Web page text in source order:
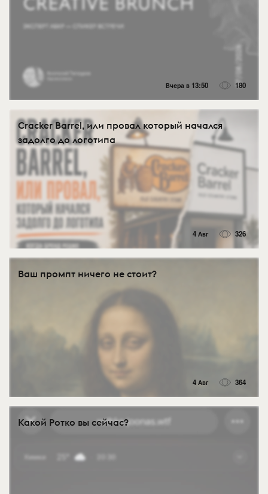
Вчера в 13:50 180
Cracker Barrel, или провал который начался
задолго до логотипа
4 Авг 326
Ваш промпт ничего не стоит?
4 Авг 364
Какой Ротко вы сейчас?